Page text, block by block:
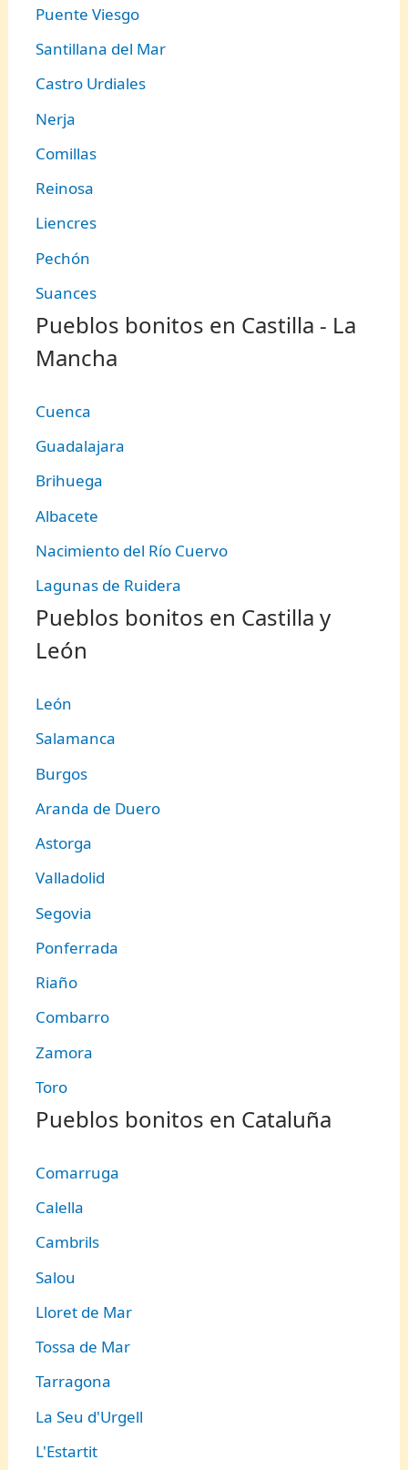
Puente Viesgo
Santillana del Mar
Castro Urdiales
Nerja
Comillas
Reinosa
Liencres
Pechón
Suances
Pueblos bonitos en Castilla - La
Mancha
Cuenca
Guadalajara
Brihuega
Albacete
Nacimiento del Río Cuervo
Lagunas de Ruidera
Pueblos bonitos en Castilla y
León
León
Salamanca
Burgos
Aranda de Duero
Astorga
Valladolid
Segovia
Ponferrada
Riaño
Combarro
Zamora
Toro
Pueblos bonitos en Cataluña
Comarruga
Calella
Cambrils
Salou
Lloret de Mar
Tossa de Mar
Tarragona
La Seu d'Urgell
L'Estartit